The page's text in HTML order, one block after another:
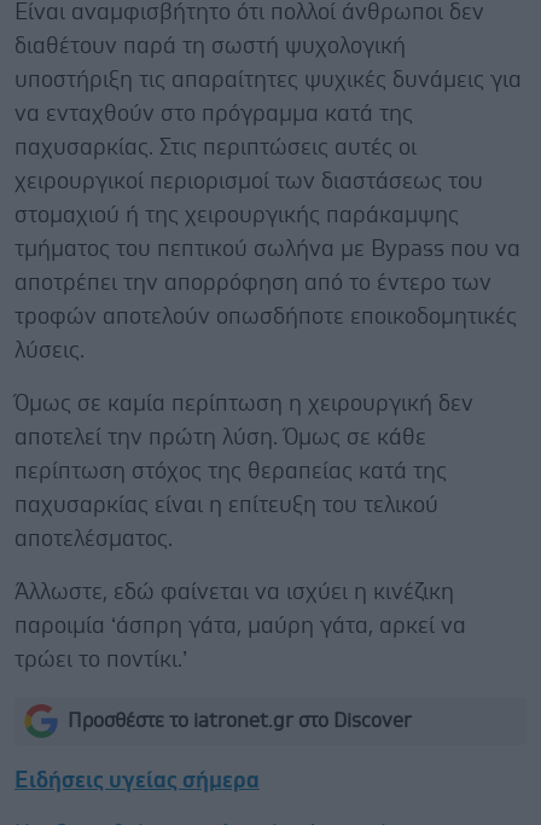
Είναι αναμφισβήτητο ότι πολλοί άνθρωποι δεν
διαθέτουν παρά τη σωστή ψυχολογική
υποστήριξη τις απαραίτητες ψυχικές δυνάμεις για
να ενταχθούν στο πρόγραμμα κατά της
παχυσαρκίας. Στις περιπτώσεις αυτές οι
χειρουργικοί περιορισμοί των διαστάσεως του
στομαχιού ή της χειρουργικής παράκαμψης
τμήματος του πεπτικού σωλήνα με Bypass που να
αποτρέπει την απορρόφηση από το έντερο των
τροφών αποτελούν οπωσδήποτε εποικοδομητικές
λύσεις.
Όμως σε καμία περίπτωση η χειρουργική δεν
αποτελεί την πρώτη λύση. Όμως σε κάθε
περίπτωση στόχος της θεραπείας κατά της
παχυσαρκίας είναι η επίτευξη του τελικού
αποτελέσματος.
Άλλωστε, εδώ φαίνεται να ισχύει η κινέζικη
παροιμία ‘άσπρη γάτα, μαύρη γάτα, αρκεί να
τρώει το ποντίκι.’
Προσθέστε το iatronet.gr στο Discover
Ειδήσεις υγείας σήμερα